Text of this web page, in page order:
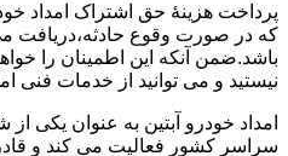
پرداخت هزینۀ حق اشتراک امداد
که در صورت وقوع حادثه،دریافت
باشد.ضمن آنکه این اطمینان را
نیستید و می توانید از خدمات فنی
امداد خودرو آبتین به عنوان یکی
سراسر کشور فعالیت می کند و